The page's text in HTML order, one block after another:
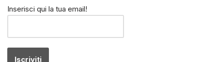
Inserisci qui la tua email!